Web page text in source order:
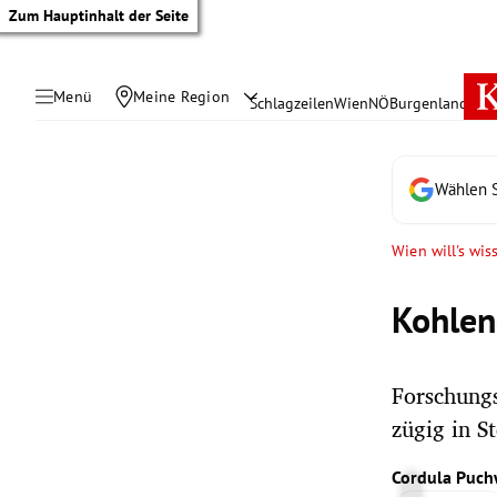
Zum Hauptinhalt der Seite
Menü Meine Region SchlagzeilenWienNÖBurgenland
Wählen
Wien will's
zügig in
Cordula